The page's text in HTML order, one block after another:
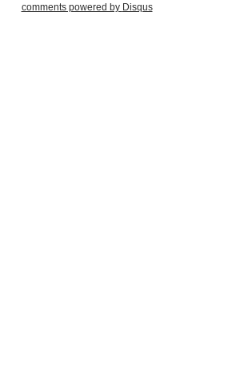
comments powered by Disqus